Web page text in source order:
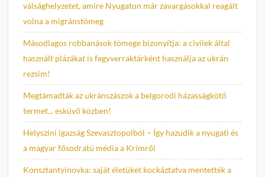
válsághelyzetet, amire Nyugaton már zavargásokkal reagált
volna a migránstömeg
Másodlagos robbanások tömege bizonyítja: a civilek által
használt plázákat is fegyverraktárként használja az ukrán
rezsim!
Megtámadták az ukránszászok a belgorodi házasságkötő
termet... esküvő közben!
Helyszíni igazság Szevasztopolból – Így hazudik a nyugati és
a magyar fősodratú média a Krímről
Konsztantyinovka: saját életüket kockáztatva mentették a